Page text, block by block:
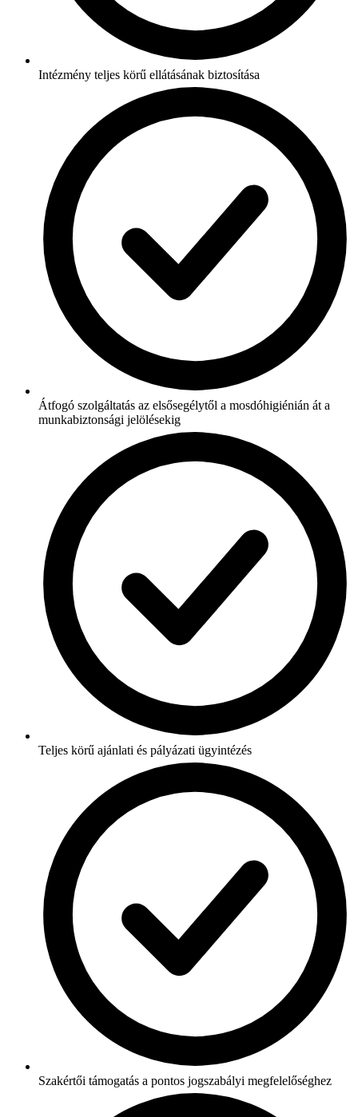
Intézmény teljes körű ellátásának biztosítása
Átfogó szolgáltatás az elsősegélytől a mosdóhigiénián át a
munkabiztonsági jelölésekig
Teljes körű ajánlati és pályázati ügyintézés
Szakértői támogatás a pontos jogszabályi megfelelőséghez